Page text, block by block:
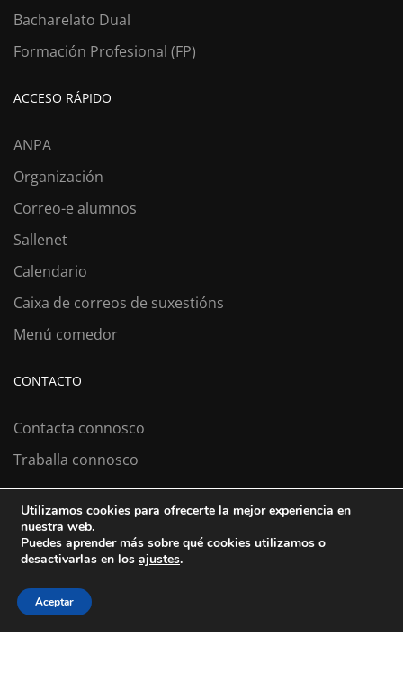
Bacharelato Dual
Formación Profesional (FP)
ACCESO RÁPIDO
ANPA
Organización
Correo-e alumnos
Sallenet
Calendario
Caixa de correos de suxestións
Menú comedor
CONTACTO
Contacta connosco
Traballa connosco
Colexio La Salle Santiago
Aviso Legal
Política de cookies
Política de privacidad
Utilizamos cookies para ofrecerte la mejor experiencia en
nuestra web.
Puedes aprender más sobre qué cookies utilizamos o
desactivarlas en los ajustes.
Aceptar